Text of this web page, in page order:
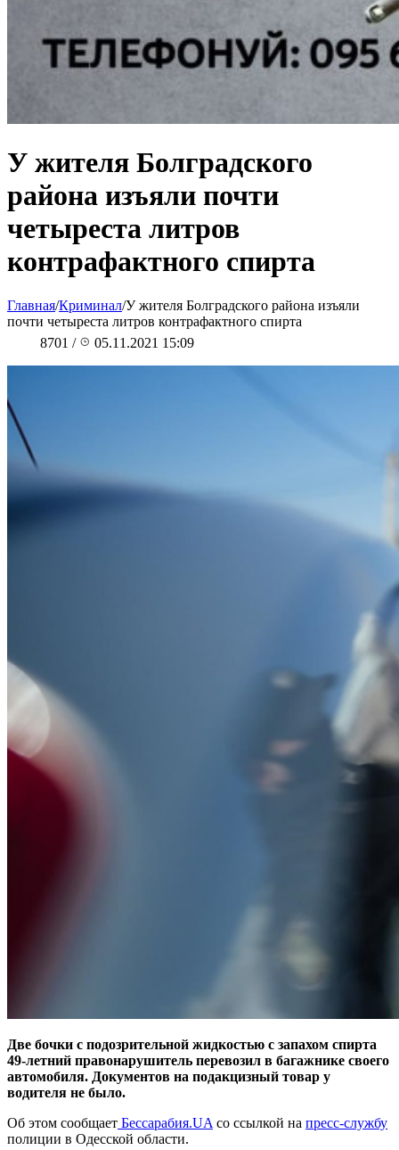
У жителя Болградского
района изъяли почти
четыреста литров
контрафактного спирта
Главная/Криминал/У жителя Болградского района изъяли
почти четыреста литров контрафактного спирта
8701 / 05.11.2021 15:09
Две бочки с подозрительной жидкостью с запахом спирта
49-летний правонарушитель перевозил в багажнике своего
автомобиля. Документов на подакцизный товар у
водителя не было.
Об этом сообщает Бессарабия.UA со ссылкой на пресс-службу
полиции в Одесской области.